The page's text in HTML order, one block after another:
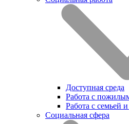
Доступная среда
Работа с
Работа с семьей
Социальная сфера